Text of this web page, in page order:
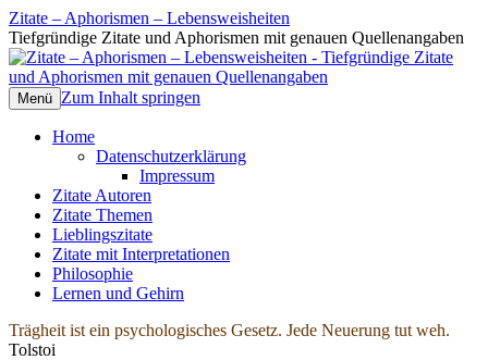
Zitate – Aphorismen – Lebensweisheiten
Tiefgründige Zitate und Aphorismen mit genauen Quellenangaben
Menü Zum Inhalt springen
Home
Datenschutzerklärung
Impressum
Zitate Autoren
Zitate Themen
Lieblingszitate
Zitate mit Interpretationen
Philosophie
Lernen und Gehirn
Trägheit ist ein psychologisches Gesetz. Jede Neuerung tut weh.
Tolstoi